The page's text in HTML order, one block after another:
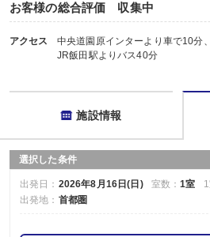
お客様の総合評価 収集中
アクセス
中央道園原インターより車で10分
JR飯田駅よりバス40分
施設情報
選択した条件
出発日： 2026年8月16日(日) 室数：1室
出発地： 首都圏